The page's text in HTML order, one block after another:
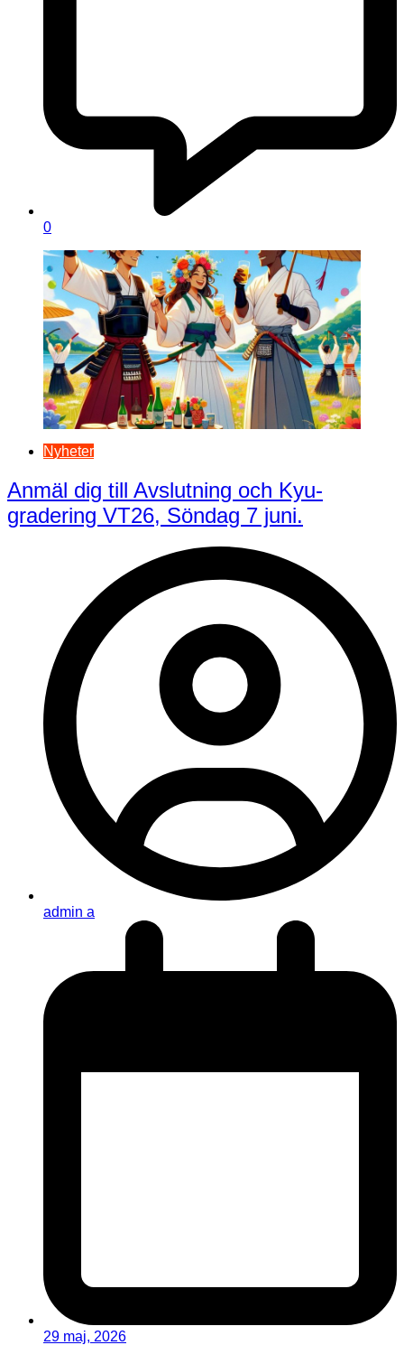
0
Nyheter
Anmäl dig till Avslutning och Kyu-
gradering VT26, Söndag 7 juni.
admin a
29 maj, 2026